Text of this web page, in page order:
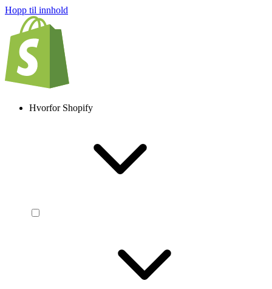
Hopp til innhold
Hvorfor Shopify